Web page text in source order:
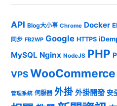
API Blog大小事 Chrome Docker
同步 FB2WP Google HTTPS
MySQL Nginx NodeJS PHP
VPSWooCommerce
管理系統 伺服器 外掛 外掛開發 安